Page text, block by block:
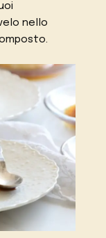
nello